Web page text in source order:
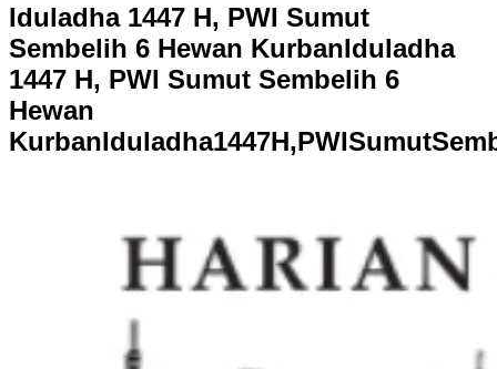
Iduladha 1447 H, PWI Sumut
Sembelih 6 Hewan KurbanIduladha
1447 H, PWI Sumut Sembelih 6
Hewan
KurbanIduladha1447H,PWISumutSem